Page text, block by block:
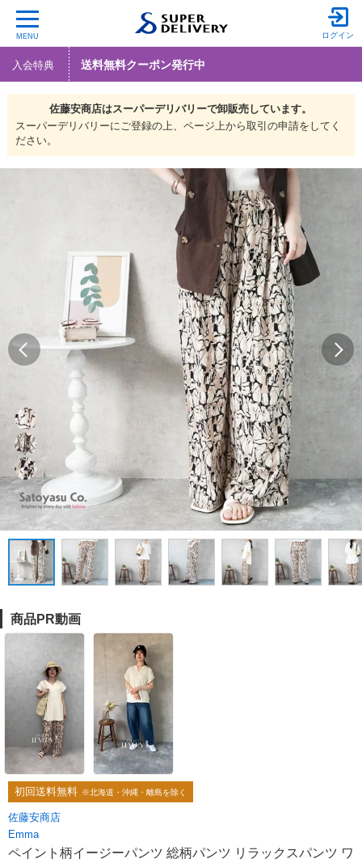
MENU ログイン
入会特典 送料無料クーポン発行中
佐藤安商店はスーパーデリバリーで卸販売しています。
スーパーデリバリーにご登録の上、ページ上から取引の申請をしてく
ださい。
商品PR動画
初回送料無料 ※北海道・沖縄・離島を除く
佐藤安商店
Emma
ペイント柄イージーパンツ 総柄パンツ リラックスパンツ ワ